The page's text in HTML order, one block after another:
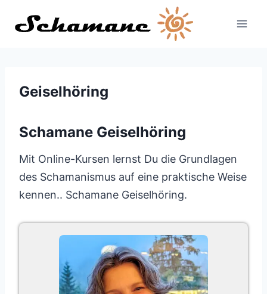
Inhalt
Geiselhöring
Schamane Geiselhöring
Mit Online-Kursen lernst Du die Grundlagen
des Schamanismus auf eine praktische Weise
kennen.. Schamane Geiselhöring.